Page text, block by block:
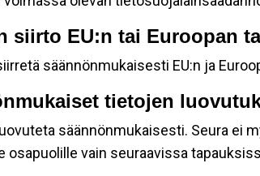
siirto EU:n tai Euroopan
säännönmukaisesti EU:n ja
tietojen
säännönmukaisesti. Seura ei
osapuolille vain seuraavissa